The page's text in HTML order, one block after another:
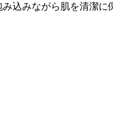
込みながら肌を清潔に